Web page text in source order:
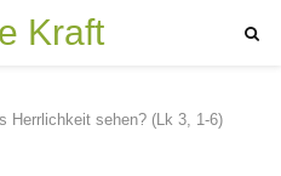
Kraft
Herrlichkeit sehen? (Lk 3, 1-6)